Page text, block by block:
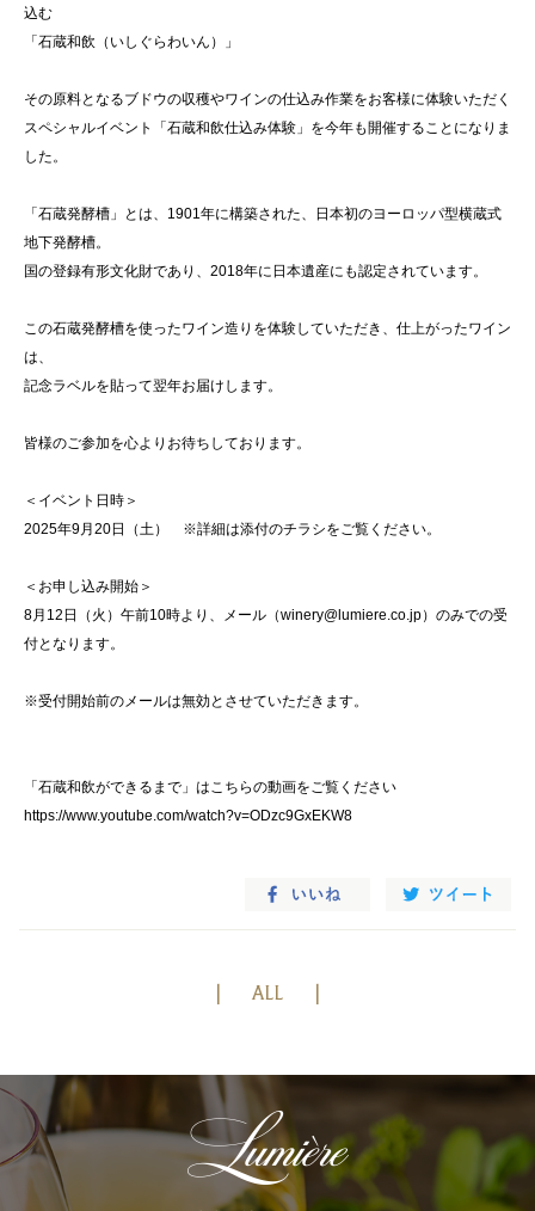
込む
「石蔵和飲（いしぐらわいん）」
その原料となるブドウの収穫やワインの仕込み作業をお客様に体験いただく
スペシャルイベント「石蔵和飲仕込み体験」を今年も開催することになりま
した。
「石蔵発酵槽」とは、1901年に構築された、日本初のヨーロッパ型横蔵式
地下発酵槽。
国の登録有形文化財であり、2018年に日本遺産にも認定されています。
この石蔵発酵槽を使ったワイン造りを体験していただき、仕上がったワイン
は、
記念ラベルを貼って翌年お届けします。
皆様のご参加を心よりお待ちしております。
＜イベント日時＞
2025年9月20日（土） ※詳細は添付のチラシをご覧ください。
＜お申し込み開始＞
8月12日（火）午前10時より、メール（winery@lumiere.co.jp）のみでの受
付となります。
※受付開始前のメールは無効とさせていただきます。
「石蔵和飲ができるまで」はこちらの動画をご覧ください
https://www.youtube.com/watch?v=ODzc9GxEKW8
ALL